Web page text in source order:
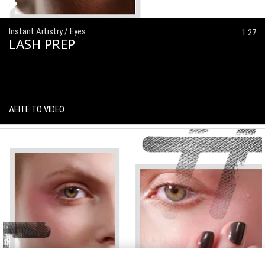
1:27
Instant Artistry / Eyes
LASH PREP
ΔΕΙΤΕ ΤΟ VIDEO